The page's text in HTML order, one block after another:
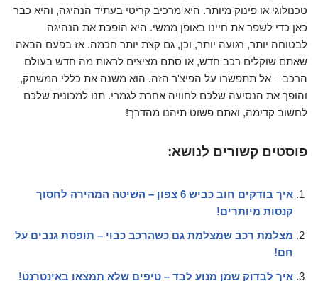
טכנולוגי או פינוק מיותר. היא מרכיב קריטי בעתיד הנהיגה, והיא כבר
כאן כדי לשפר את חיינו באופן ממשי. היא הופכת את הנהיגה
לבטוחה יותר, רגועה יותר, וכן, גם קצת יותר חכמה. אז בפעם הבאה
שאתם שוקלים רכב חדש, או סתם מציצים לראות מה חדש בעולם
הרכב – אל תתפשרו על הפיצ'ר הזה. הוא משנה את כללי המשחק,
והופך את הנסיעה שלכם לחוויה אחרת לגמרי. תנו למכונית שלכם
לחשוב קדימה, ואתם פשוט תיהנו מהדרך!
פוסטים קשורים לנושא:
איך בודקים חוב כביש 6 צפון – השיטה המהירה לחסוך
קנסות מיותרים!
מצלמת רכב שמצלמת גם כשהרכב כבוי – תופסת גנבים על
חם!
איך לבדוק שמן מנוע לבד – טיפים שלא תמצאו באינטרנט!